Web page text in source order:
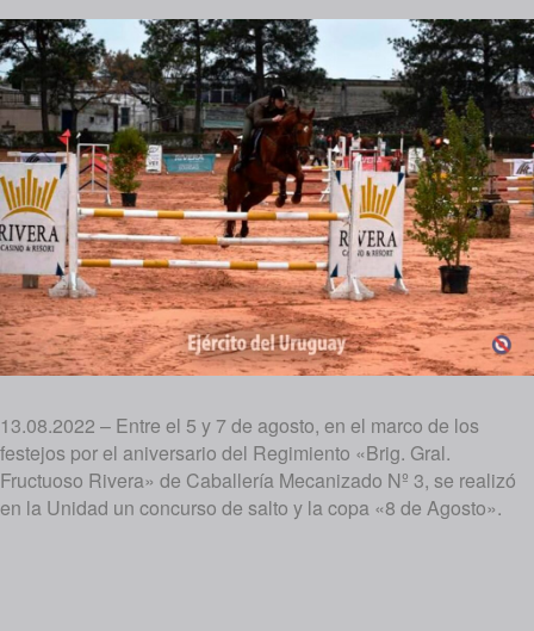
13.08.2022 – Entre el 5 y 7 de agosto, en el marco de los
festejos por el aniversario del Regimiento «Brig. Gral.
Fructuoso Rivera» de Caballería Mecanizado Nº 3, se realizó
en la Unidad un concurso de salto y la copa «8 de Agosto».